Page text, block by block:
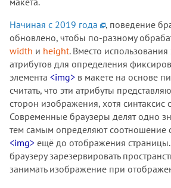
Начиная с 2019 года
, поведение
обновлено, чтобы по-разному
width и height. Вместо
атрибутов для определения
элемента <img> в макете на основе
считать, что эти атрибуты
сторон изображения, хотя синтаксис
Современные браузеры делят одно
тем самым определяют соотношение
<img> ещё до отображения страницы.
браузеру зарезервировать
занимать изображение при